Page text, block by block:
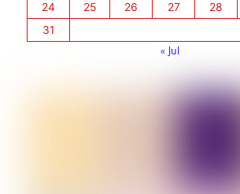
24
25 26 27 28
31
« Jul